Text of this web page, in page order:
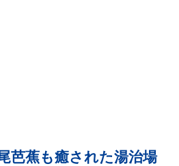
芭蕉も癒された湯治場